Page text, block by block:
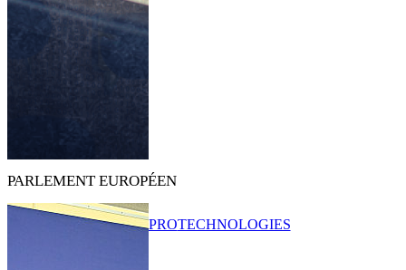
PARLEMENT EUROPÉEN
PROTECHNOLOGIES